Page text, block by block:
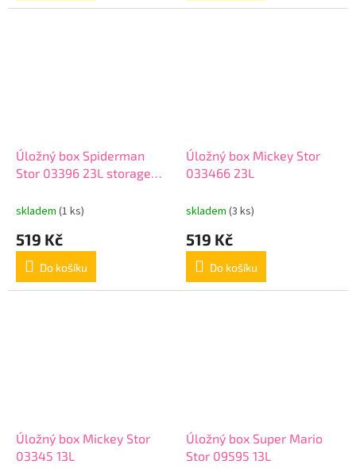
Úložný box Spiderman
Stor 03396 23L storage
skladem (1 ks)
519 Kč
Do košíku
Úložný box Mickey Stor
033466 23L
skladem (3 ks)
519 Kč
Do košíku
Úložný box Mickey Stor
03345 13L
Úložný box Super Mario
Stor 09595 13L